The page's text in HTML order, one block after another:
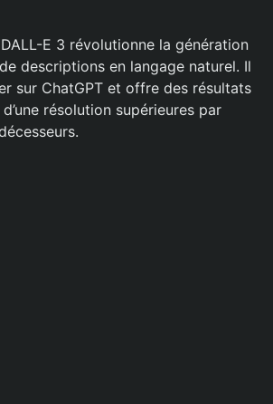
E 3 révolutionne la génération
descriptions en langage naturel. Il
sur ChatGPT et offre des résultats
résolution supérieures par